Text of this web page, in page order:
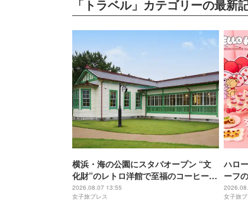
「トラベル」カテゴリーの最新
横浜・海の公園にスタバオープン “文
化財”のレトロ洋館で至福のコーヒー時
間
2026.08.07 13:55
女子旅プレス
ハロ
ーフ
チュ
女子旅